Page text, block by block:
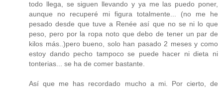
todo llega, se siguen llevando y ya me las puedo poner,
aunque no recuperé mi figura totalmente... (no me he
pesado desde que tuve a Renée así que no se ni lo que
peso, pero por la ropa noto que debo de tener un par de
kilos más..)pero bueno, solo han pasado 2 meses y como
estoy dando pecho tampoco se puede hacer ni dieta ni
tonterias... se ha de comer bastante.
Así que me has recordado mucho a mi. Por cierto, de